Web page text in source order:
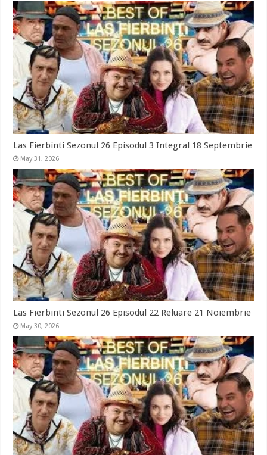
Las Fierbinti Sezonul 26 Episodul 3 Integral 18 Septembrie
May 31, 2026
Las Fierbinti Sezonul 26 Episodul 22 Reluare 21 Noiembrie
May 30, 2026